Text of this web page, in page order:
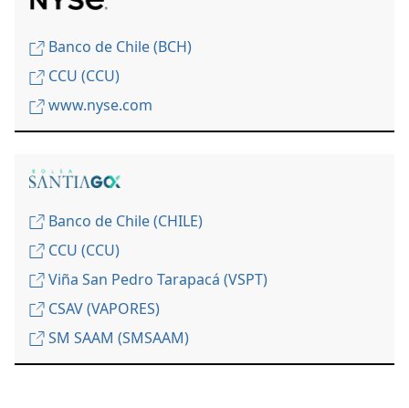
Banco de Chile (BCH)
CCU (CCU)
www.nyse.com
Banco de Chile (CHILE)
CCU (CCU)
Viña San Pedro Tarapacá (VSPT)
CSAV (VAPORES)
SM SAAM (SMSAAM)